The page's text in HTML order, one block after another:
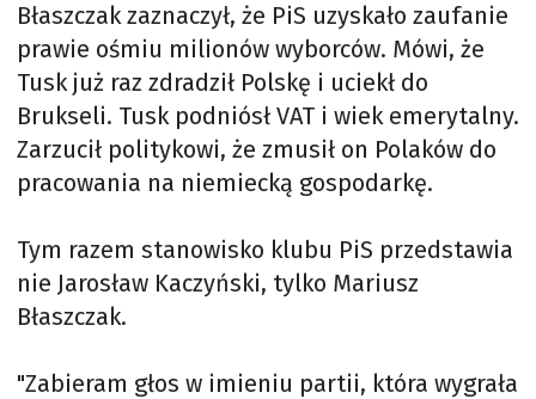
Błaszczak zaznaczył, że PiS uzyskało zaufanie
prawie ośmiu milionów wyborców. Mówi, że
Tusk już raz zdradził Polskę i uciekł do
Brukseli. Tusk podniósł VAT i wiek emerytalny.
Zarzucił politykowi, że zmusił on Polaków do
pracowania na niemiecką gospodarkę.
Tym razem stanowisko klubu PiS przedstawia
nie Jarosław Kaczyński, tylko Mariusz
Błaszczak.
"Zabieram głos w imieniu partii, która wygrała